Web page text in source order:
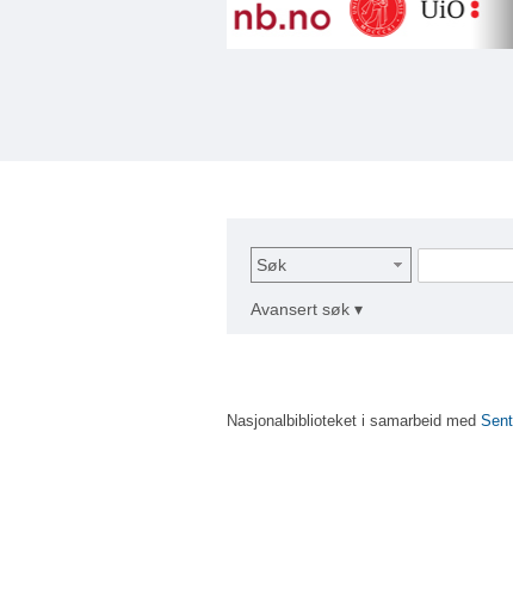
Søk
Avansert søk ▾
Nasjonalbiblioteket i samarbeid med